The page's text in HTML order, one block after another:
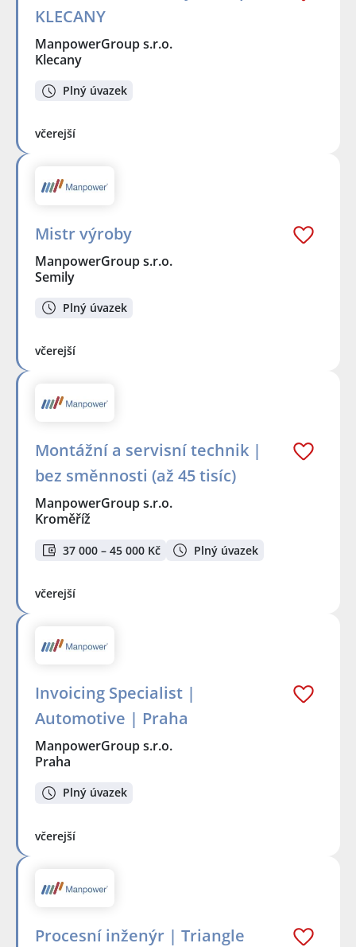
KLECANY
ManpowerGroup s.r.o.
Klecany
Plný úvazek
včerejší
Mistr výroby
ManpowerGroup s.r.o.
Semily
Plný úvazek
včerejší
Montážní a servisní technik |
bez směnnosti (až 45 tisíc)
ManpowerGroup s.r.o.
Kroměříž
37 000 – 45 000 Kč Plný úvazek
včerejší
Invoicing Specialist |
Automotive | Praha
ManpowerGroup s.r.o.
Praha
Plný úvazek
včerejší
Procesní inženýr | Triangle